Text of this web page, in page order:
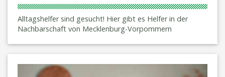
Alltagshelfer sind gesucht! Hier gibt es Helfer in der
Nachbarschaft von Mecklenburg-Vorpommern